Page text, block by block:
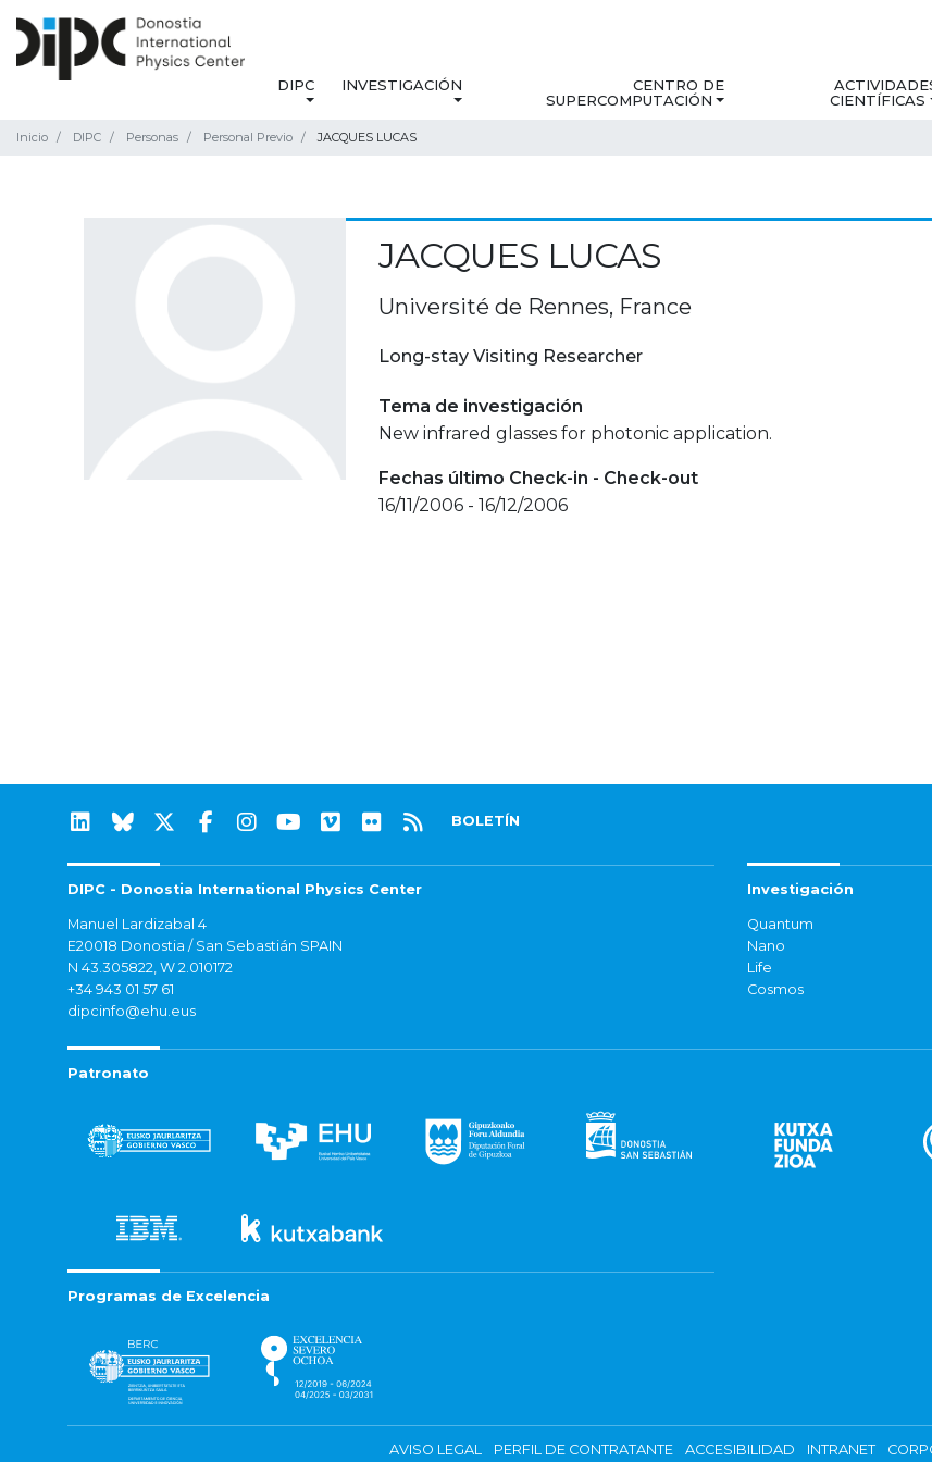
DIPC INVESTIGACIÓN
CENTRO DE
SUPERCOMPUTACIÓN
CIENTÍFICAS
Inicio DIPC Personas Personal Previo JACQUES LUCAS
JACQUES LUCAS
Université de Rennes, France
Long-stay Visiting Researcher
Tema de investigación
New infrared glasses for photonic application.
Fechas último Check-in - Check-out
16/11/2006 - 16/12/2006
BOLETÍN
DIPC - Donostia International Physics Center
Manuel Lardizabal 4
E20018 Donostia / San Sebastián SPAIN
N 43.305822, W 2.010172
+34 943 01 57 61
dipcinfo@ehu.eus
Investigación
Quantum
Nano
Life
Cosmos
Patronato
Programas de Excelencia
AVISO LEGAL PERFIL DE CONTRATANTE ACCESIBILIDAD INTRANET